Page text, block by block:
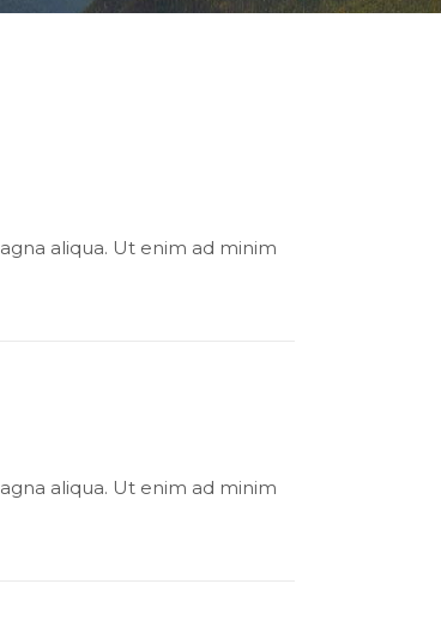
aliqua. Ut enim ad minim
aliqua. Ut enim ad minim